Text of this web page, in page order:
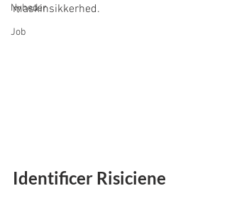
Nyheder
Job
maskinsikkerhed.
Identificer Risiciene